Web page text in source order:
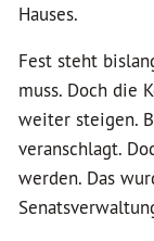
Hauses.
Fest steht
muss. Doch die
weiter steigen.
veranschlagt.
werden. Das